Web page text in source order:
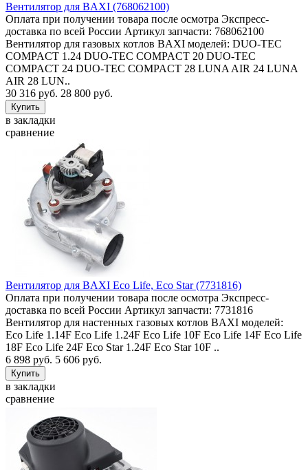
Вентилятор для BAXI (768062100)
Оплата при получении товара после осмотра Экспресс-
доставка по всей России Артикул запчасти: 768062100
Вентилятор для газовых котлов BAXI моделей: DUO-TEC
COMPACT 1.24 DUO-TEC COMPACT 20 DUO-TEC
COMPACT 24 DUO-TEC COMPACT 28 LUNA AIR 24 LUNA
AIR 28 LUN..
30 316 руб. 28 800 руб.
в закладки
сравнение
Вентилятор для BAXI Eco Life, Eco Star (7731816)
Оплата при получении товара после осмотра Экспресс-
доставка по всей России Артикул запчасти: 7731816
Вентилятор для настенных газовых котлов BAXI моделей:
Eco Life 1.14F Eco Life 1.24F Eco Life 10F Eco Life 14F Eco Life
18F Eco Life 24F Eco Star 1.24F Eco Star 10F ..
6 898 руб. 5 606 руб.
в закладки
сравнение